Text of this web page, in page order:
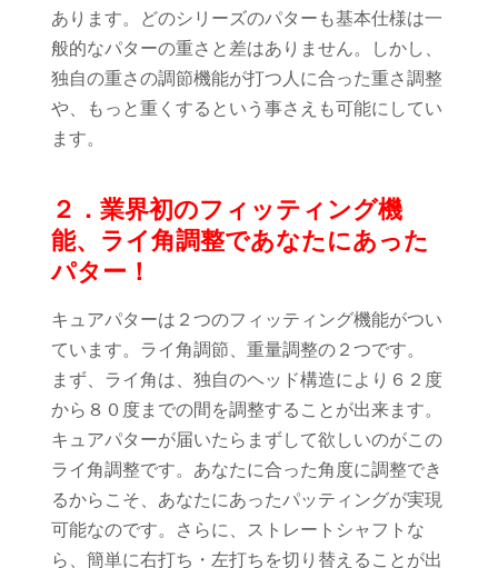
あります。どのシリーズのパターも基本仕様は一
般的なパターの重さと差はありません。しかし、
独自の重さの調節機能が打つ人に合った重さ調整
や、もっと重くするという事さえも可能にしてい
ます。
２．業界初のフィッティング機
能、ライ角調整であなたにあった
パター！
キュアパターは２つのフィッティング機能がつい
ています。ライ角調節、重量調整の２つです。
まず、ライ角は、独自のヘッド構造により６２度
から８０度までの間を調整することが出来ます。
キュアパターが届いたらまずして欲しいのがこの
ライ角調整です。あなたに合った角度に調整でき
るからこそ、あなたにあったパッティングが実現
可能なのです。さらに、ストレートシャフトな
ら、簡単に右打ち・左打ちを切り替えることが出